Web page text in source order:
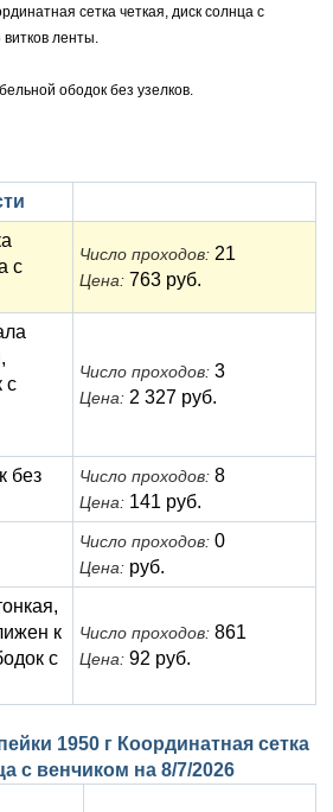
1740) сетка четкая, диск солнца с
ленты.
ободок без узелков.
с
Число проходов: 21
Цена: 763 руб.
с
Число проходов: 3
Цена: 2 327 руб.
без
Число проходов: 8
Цена: 141 руб.
Число проходов: 0
Цена: руб.
к
с
Число проходов: 861
Цена: 92 руб.
1950 г Координатная сетка
с венчиком на 8/7/2026